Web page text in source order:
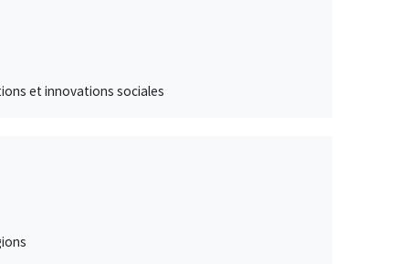
et innovations sociales